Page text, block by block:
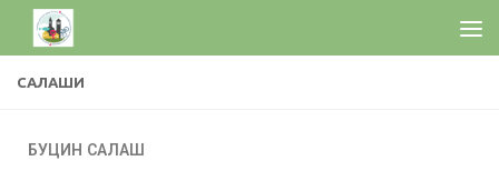
САЛАШИ
БУЦИН САЛАШ